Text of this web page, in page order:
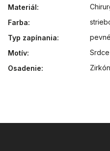
Materiál:
Farba:
Typ zapínania:
pevné
Motív:
Srdce
Osadenie: Zirkón